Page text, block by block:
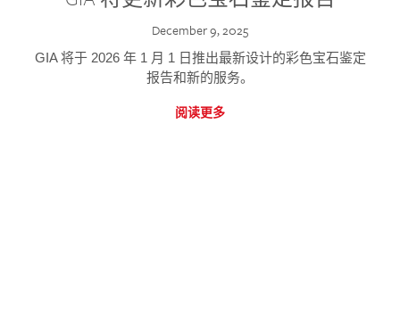
December 9, 2025
GIA 将于 2026 年 1 月 1 日推出最新设计的彩色宝石鉴定
报告和新的服务。
阅读更多